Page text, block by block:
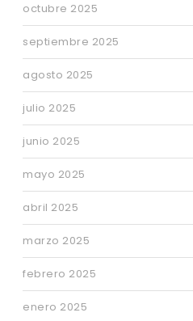
octubre 2025
septiembre 2025
agosto 2025
julio 2025
junio 2025
mayo 2025
abril 2025
marzo 2025
febrero 2025
enero 2025